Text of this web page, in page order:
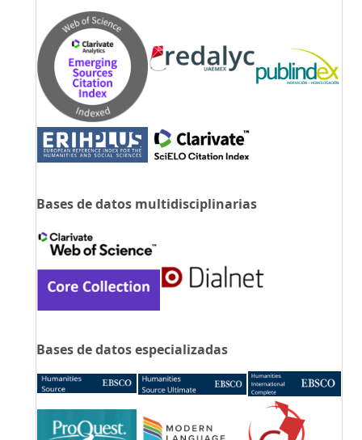
Bases de datos multidisciplinarias
Bases de datos especializadas